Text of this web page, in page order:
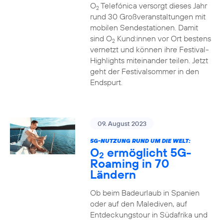
O2Telefónica versorgt dieses Jahr
rund 30 Großveranstaltungen mit
mobilen Sendestationen. Damit
sind O2Kund:innen vor Ort bestens
vernetzt und können ihre Festival-
Highlights miteinander teilen. Jetzt
geht der Festivalsommer in den
Endspurt.
09. August 2023
5G-NUTZUNG RUND UM DIE WELT:
O2 ermöglicht 5G-
Roaming in 70
Ländern
Ob beim Badeurlaub in Spanien
oder auf den Malediven, auf
Entdeckungstour in Südafrika und